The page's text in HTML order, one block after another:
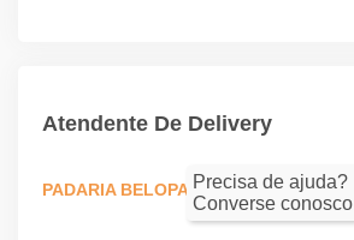
Atendente De Delivery
PADARIA BELOPAES LTDAPrecisa de ajuda?
Converse conosco